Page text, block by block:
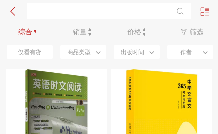
综合 销量 价格 筛选
新品优先
仅看有货 商品类型 出版时间 作者